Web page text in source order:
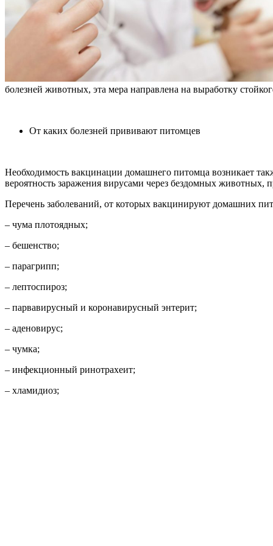
болезней животных, эта мера направлена на выработку
От каких болезней прививают питомцев
Необходимость вакцинации домашнего питомца возникает
вероятность заражения вирусами через бездомных животных,
Перечень заболеваний, от которых вакцинируют домашних
– чума плотоядных;
– бешенство;
– парагрипп;
– лептоспироз;
– парвавирусный и коронавирусный энтерит;
– аденовирус;
– чумка;
– инфекционный ринотрахеит;
– хламидиоз;